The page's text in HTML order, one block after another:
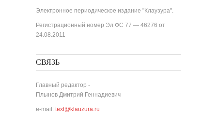
Электронное периодическое издание "Клаузура".
Регистрационный номер Эл ФС 77 — 46276 от
24.08.2011
СВЯЗЬ
Главный редактор -
Плынов Дмитрий Геннадиевич
e-mail: text@klauzura.ru